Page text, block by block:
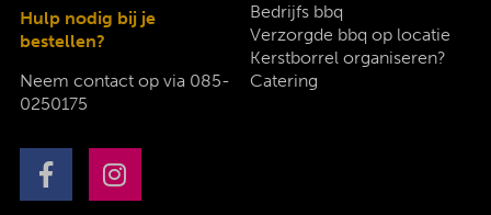
Hulp nodig bij je
bestellen?
Neem contact op via 085-
0250175
Bedrijfs bbq
Verzorgde bbq op locatie
Kerstborrel organiseren?
Catering